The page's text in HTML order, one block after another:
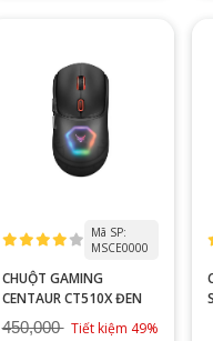
Mã SP:
MSCE0000
CHUỘT GAMING
CENTAUR CT510X ĐEN
450,000 Tiết kiệm 49%